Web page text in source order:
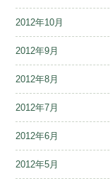
2012年10月
2012年9月
2012年8月
2012年7月
2012年6月
2012年5月